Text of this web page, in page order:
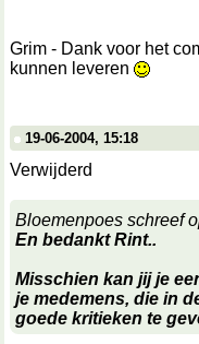
Grim - Dank voor het
kunnen leveren
19-06-2004, 15:18
Verwijderd
Bloemenpoes schreef
En bedankt Rint..
Misschien kan jij je
je medemens, die in
goede kritieken te